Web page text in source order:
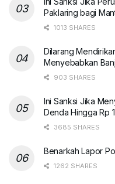
Paklaring bagi
1013 SHARES
Dilarang
Menyebabkan
903 SHARES
Ini Sanksi Jika
Denda Hingga Rp
3685 SHARES
Benarkah Lapor
1262 SHARES